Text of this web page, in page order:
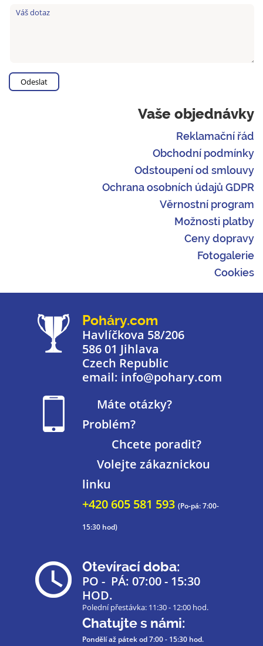
Vaše objednávky
Reklamační řád
Obchodní podmínky
Odstoupení od smlouvy
Ochrana osobních údajů GDPR
Věrnostní program
Možnosti platby
Ceny dopravy
Fotogalerie
Cookies
Poháry.com
Havlíčkova 58/206
586 01 Jihlava
Czech Republic
email: info@pohary.com
Máte otázky?
Problém?
Chcete poradit?
Volejte zákaznickou
linku
+420 605 581 593 (Po-pá: 7:00-
15:30 hod)
Otevírací doba:
PO - PÁ: 07:00 - 15:30
HOD.
Polední přestávka: 11:30 - 12:00 hod.
Chatujte s námi:
Pondělí až pátekod 7:00 - 15:30 hod.